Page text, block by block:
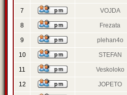
7 VOJDA
8 Frezata
9 plehan4o
10 STEFAN
11 Veskoloko
12 JOPETO